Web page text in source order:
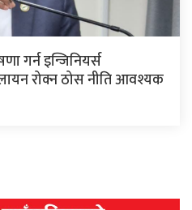
गर्न इन्जिनियर्स
रोक्न ठोस नीति आवश्यक